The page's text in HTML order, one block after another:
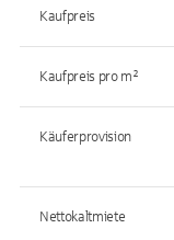
Kaufpreis
Kaufpreis pro m²
Käuferprovision
Nettokaltmiete